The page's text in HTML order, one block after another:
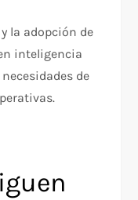
la adopción de
inteligencia
de